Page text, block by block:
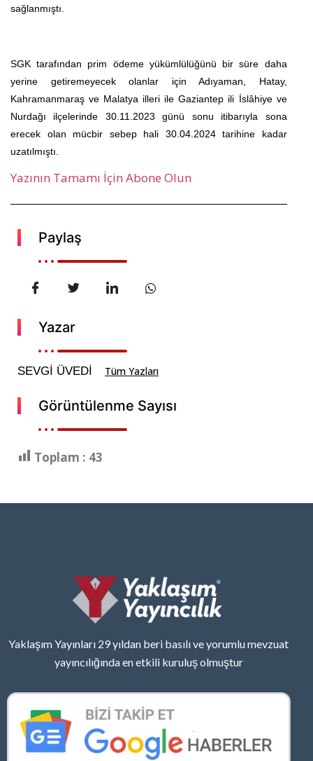
sağlanmıştı.
SGK tarafından prim ödeme yükümlülüğünü bir süre daha
yerine getiremeyecek olanlar için Adıyaman, Hatay,
Kahramanmaraş ve Malatya illeri ile Gaziantep ili İslâhiye ve
Nurdağı ilçelerinde 30.11.2023 günü sonu itibarıyla sona
erecek olan mücbir sebep hali 30.04.2024 tarihine kadar
uzatılmıştı.
Yazının Tamamı İçin Abone Olun
Paylaş
Yazar
SEVGİ ÜVEDİ Tüm Yazları
Görüntülenme Sayısı
Toplam : 43
Yaklaşım Yayınları 29 yıldan beri basılı ve yorumlu mevzuat
yayıncılığında en etkili kuruluş olmuştur